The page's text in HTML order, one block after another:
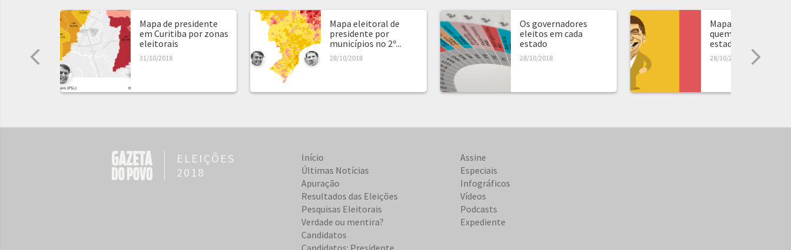
Mapa de presidente
em Curitiba por zonas
eleitorais
31/10/2018
Mapa eleitoral de
presidente por
municípios no 2º...
28/10/2018
Os governadores
eleitos em cada
estado
28/10/2018
Mapa de presidente:
quem ganhou em
estado...
28/10/2018
ELEIÇÕES
2018
Início
Últimas Notícias
Apuração
Resultados das Eleições
Pesquisas Eleitorais
Verdade ou mentira?
Candidatos
Candidatos: Presidente
Assine
Especiais
Infográficos
Vídeos
Podcasts
Expediente